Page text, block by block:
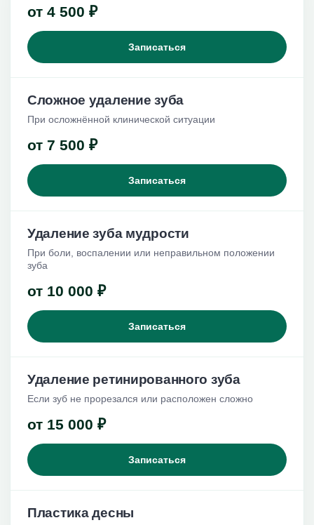
от 4 500 ₽
Записаться
Сложное удаление зуба
При осложнённой клинической ситуации
от 7 500 ₽
Записаться
Удаление зуба мудрости
При боли, воспалении или неправильном положении
зуба
от 10 000 ₽
Записаться
Удаление ретинированного зуба
Если зуб не прорезался или расположен сложно
от 15 000 ₽
Записаться
Пластика десны